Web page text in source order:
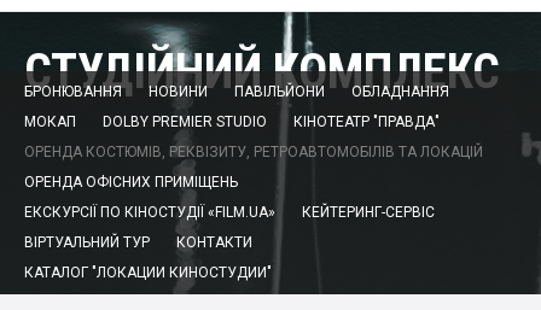
СТУДІЙНИЙ КОМПЛЕКС
БРОНЮВАННЯ НОВИНИ ПАВІЛЬЙОНИ
ОБЛАДНАННЯ
МОКАП
DOLBY PREMIER STUDIO
КІНОТЕАТР "ПРАВДА"
ОРЕНДА КОСТЮМІВ, РЕКВІЗИТУ, РЕТРОАВТОМОБІЛІВ ТА ЛОКАЦІЙ
ОРЕНДА ОФІСНИХ ПРИМІЩЕНЬ
ЕКСКУРСІЇ ПО КІНОСТУДІЇ «FILM.UA»
КЕЙТЕРИНГ-СЕРВІС
ВІРТУАЛЬНИЙ ТУР
КОНТАКТИ
КАТАЛОГ "ЛОКАЦИИ КИНОСТУДИИ"